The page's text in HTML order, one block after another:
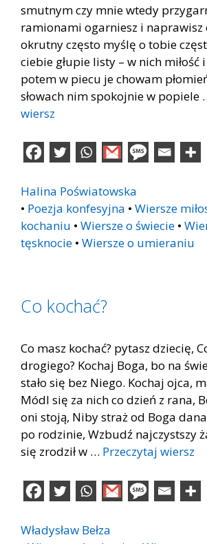
smutnym czy mnie wtedy
ramionami ogarniesz i naprawisz
okrutny często myślę o tobie
ciebie głupie listy – w nich miłość
potem w piecu je chowam
słowach nim spokojnie w popiele
wiersz
Halina Poświatowska
• Poezja konfesyjna • Wiersze
kochaniu • Wiersze o świecie •
tęsknocie • Wiersze o umieraniu
Co kochać?
Co masz kochać? pytasz dziecię,
drogiego? Kochaj Boga, bo na
stało się bez Niego. Kochaj ojca,
Módl się za nich co dzień z rana,
oni stoją, Niby straż od Boga
po rodzinie, Wzbudź najczystszy
się zrodził w … Przeczytaj wiersz
Władysław Bełza